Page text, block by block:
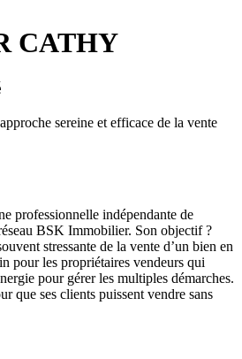
CATHY
sereine et efficace de la vente
professionnelle indépendante de
BSK Immobilier. Son objectif ?
stressante de la vente d’un bien en
pour les propriétaires vendeurs qui
pour gérer les multiples démarches.
que ses clients puissent vendre sans